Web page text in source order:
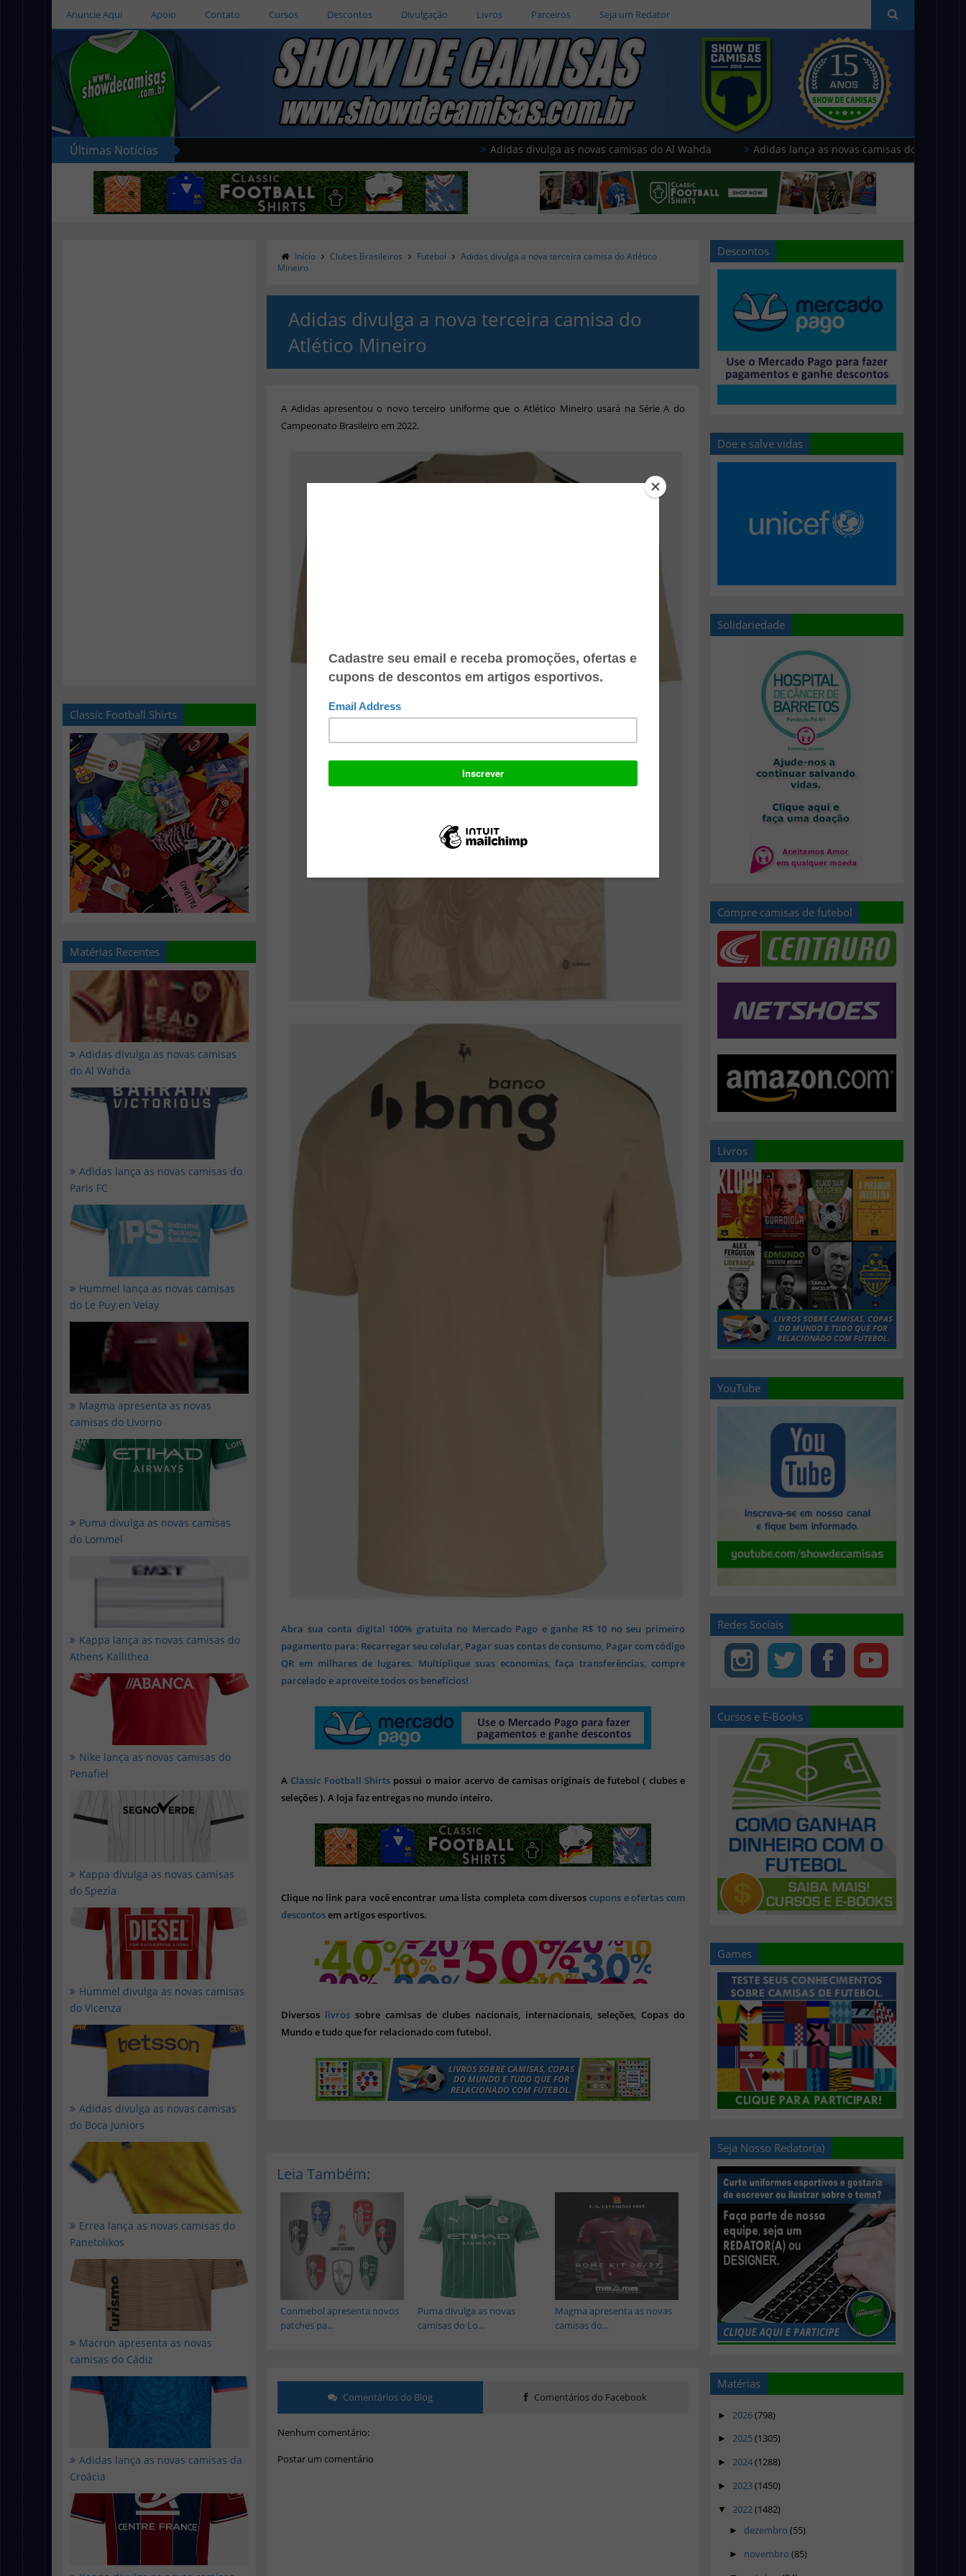
Anuncie Aqui Apoio Contato Cursos Descontos Divulgação Livros Parceiros Seja um Redator
Últimas Notícias Adidas divulga as novas camisas do Al Wahda Adidas lança as novas camisas do Paris FC
Classic Football Shirts
Matérias Recentes
Adidas divulga as novas camisas
do Al Wahda
Adidas lança as novas camisas do
Paris FC
Hummel lança as novas camisas
do Le Puy en Velay
Magma apresenta as novas
camisas do Livorno
Puma divulga as novas camisas
do Lommel
Kappa lança as novas camisas do
Athens Kallithea
Nike lança as novas camisas do
Penafiel
Kappa divulga as novas camisas
do Spezia
Hummel divulga as novas camisas
do Vicenza
Adidas divulga as novas camisas
do Boca Juniors
Errea lança as novas camisas do
Panetolikos
Macron apresenta as novas
camisas do Cádiz
Adidas lança as novas camisas da
Croácia
Início Clubes Brasileiros Futebol
Adidas divulga a nova terceira camisa do Atlético
Mineiro
Adidas divulga a nova terceira camisa do
Atlético Mineiro
A Adidas apresentou o novo terceiro uniforme que o Atlético Mineiro usará na Série A do
Campeonato Brasileiro em 2022.
Abra sua conta digital 100% gratuita no Mercado Pago e ganhe R$ 10 no seu primeiro
pagamento para: Recarregar seu celular, Pagar suas contas de consumo, Pagar com código
QR em milhares de lugares. Multiplique suas economias, faça transferências, compre
parcelado e aproveite todos os benefícios!
A Classic Football Shirts possui o maior acervo de camisas originais de futebol ( clubes e
seleções ). A loja faz entregas no mundo inteiro.
Clique no link para você encontrar uma lista completa com diversoscupons e ofertas com
descontosem artigos esportivos.
Diversos livros sobre camisas de clubes nacionais, internacionais, seleções, Copas do
Mundo e tudo que for relacionado com futebol.
Leia Também:
Magma apresenta as novas
camisas do...
Puma divulga as novas
camisas do Lo...
Conmebol apresenta novos
patches pa...
Comentários do Blog Comentários do Facebook
Nenhum comentário:
Postar um comentário
Descontos
Doe e salve vidas
Solidariedade
Compre camisas de futebol
Livros
YouTube
Redes Sociais
Cursos e E-Books
Games
Seja Nosso Redator(a)
Matérias
► 2026(798)
► 2025(1305)
► 2024(1288)
► 2023(1450)
▼ 2022(1482)
► dezembro (55)
► novembro (85)